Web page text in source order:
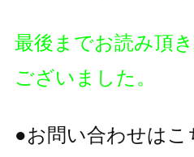
最後までお読み頂
ございました。
●お問い合わせはこ